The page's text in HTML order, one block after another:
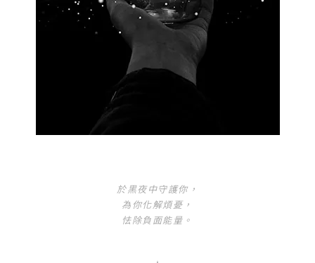
於黑夜中守護你，
為你化解煩憂，
怯除負面能量。